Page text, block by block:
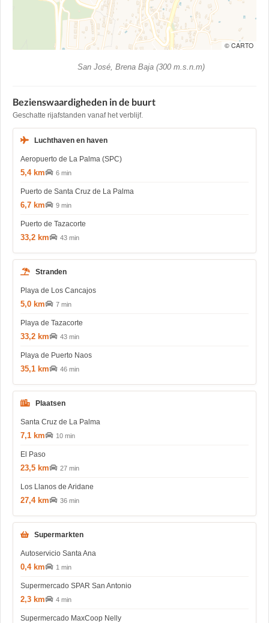
© CARTO
San José, Brena Baja (300 m.s.n.m)
Bezienswaardigheden in de buurt
Geschatte rijafstanden vanaf het verblijf.
Luchthaven en haven
Aeropuerto de La Palma (SPC)
5,4 km 6 min
Puerto de Santa Cruz de La Palma
6,7 km 9 min
Puerto de Tazacorte
33,2 km 43 min
Stranden
Playa de Los Cancajos
5,0 km 7 min
Playa de Tazacorte
33,2 km 43 min
Playa de Puerto Naos
35,1 km 46 min
Plaatsen
Santa Cruz de La Palma
7,1 km 10 min
El Paso
23,5 km 27 min
Los Llanos de Aridane
27,4 km 36 min
Supermarkten
Autoservicio Santa Ana
0,4 km 1 min
Supermercado SPAR San Antonio
2,3 km 4 min
Supermercado MaxCoop Nelly